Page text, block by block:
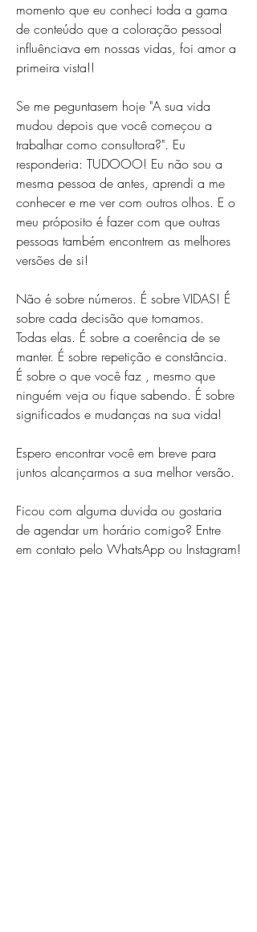
momento que eu conheci toda a gama
de conteúdo que a coloração pessoal
influênciava em nossas vidas, foi amor a
primeira vista!!
Se me peguntasem hoje "A sua vida
mudou depois que você começou a
trabalhar como consultora?". Eu
responderia: TUDOOO! Eu não sou a
mesma pessoa de antes, aprendi a me
conhecer e me ver com outros olhos. E o
meu próposito é fazer com que outras
pessoas também encontrem as melhores
versões de si!
Não é sobre números. É sobre VIDAS! É
sobre cada decisão que tomamos.
Todas elas. É sobre a coerência de se
manter. É sobre repetição e constância.
É sobre o que você faz , mesmo que
ninguém veja ou fique sabendo. É sobre
significados e mudanças na sua vida!
Espero encontrar você em breve para
juntos alcançarmos a sua melhor versão.
Ficou com alguma duvida ou gostaria
de agendar um horário comigo? Entre
em contato pelo WhatsApp ou Instagram!